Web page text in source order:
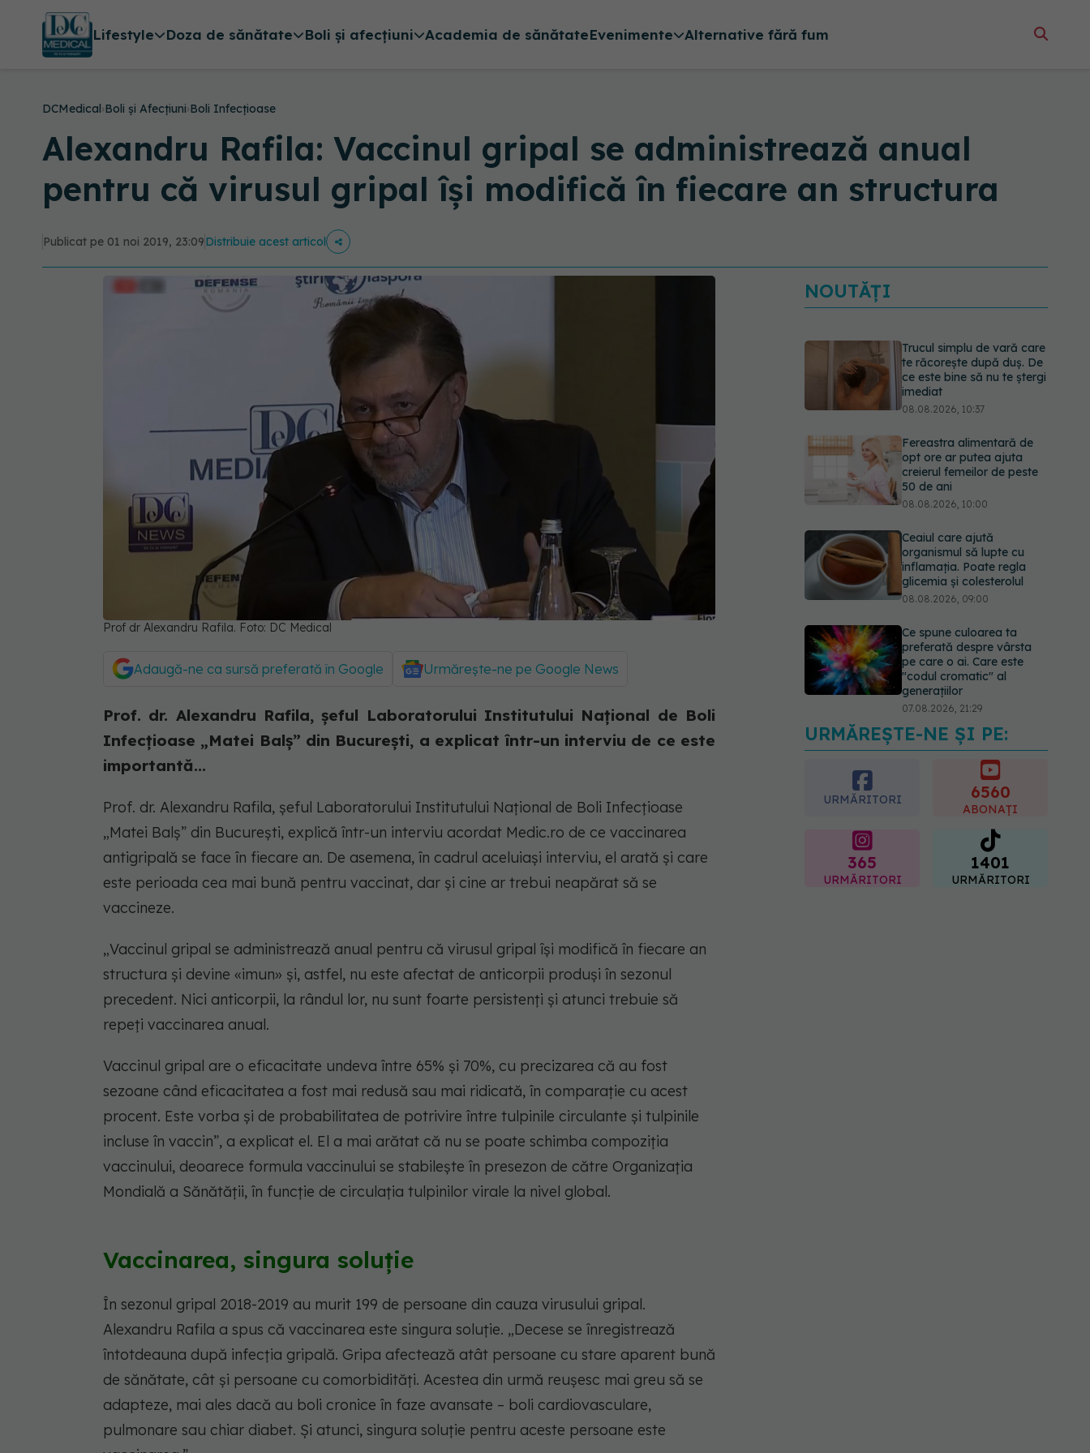
Lifestyle Doza de sănătate Boli și afecțiuni Academia de sănătateEvenimente Alternative fără fum
DCMedical›Boli și Afecțiuni›Boli Infecțioase
Alexandru Rafila: Vaccinul gripal se administrează anual
pentru că virusul gripal își modifică în fiecare an structura
Publicat pe 01 noi 2019, 23:09Distribuie acest articol
Prof dr Alexandru Rafila. Foto: DC Medical
Adaugă-ne ca sursă preferată în Google Urmărește-ne pe Google News
Prof. dr. Alexandru Rafila, şeful Laboratorului Institutului Naţional de Boli
Infecţioase „Matei Balş” din Bucureşti, a explicat într-un interviu de ce este
importantă...
Prof. dr. Alexandru Rafila, şeful Laboratorului Institutului Naţional de Boli Infecţioase
„Matei Balş” din Bucureşti, explică într-un interviu acordat Medic.ro de ce vaccinarea
antigripală se face în fiecare an. De asemena, în cadrul aceluiași interviu, el arată și care
este perioada cea mai bună pentru vaccinat, dar și cine ar trebui neapărat să se
vaccineze.
„Vaccinul gripal se administrează anual pentru că virusul gripal își modifică în fiecare an
structura și devine «imun» și, astfel, nu este afectat de anticorpii produși în sezonul
precedent. Nici anticorpii, la rândul lor, nu sunt foarte persistenți și atunci trebuie să
repeți vaccinarea anual.
Vaccinul gripal are o eficacitate undeva între 65% și 70%, cu precizarea că au fost
sezoane când eficacitatea a fost mai redusă sau mai ridicată, în comparație cu acest
procent. Este vorba și de probabilitatea de potrivire între tulpinile circulante și tulpinile
incluse în vaccin”, a explicat el. El a mai arătat că nu se poate schimba compoziția
vaccinului, deoarece formula vaccinului se stabilește în presezon de către Organizația
Mondială a Sănătății, în funcție de circulația tulpinilor virale la nivel global.
Vaccinarea, singura soluție
În sezonul gripal 2018-2019 au murit 199 de persoane din cauza virusului gripal.
Alexandru Rafila a spus că vaccinarea este singura soluție. „Decese se înregistrează
întotdeauna după infecția gripală. Gripa afectează atât persoane cu stare aparent bună
de sănătate, cât și persoane cu comorbidități. Acestea din urmă reușesc mai greu să se
adapteze, mai ales dacă au boli cronice în faze avansate – boli cardiovasculare,
pulmonare sau chiar diabet. Și atunci, singura soluție pentru aceste persoane este
NOUTĂȚI
Trucul simplu de vară care
te răcorește după duș. De
ce este bine să nu te ștergi
imediat
08.08.2026, 10:37
Fereastra alimentară de
opt ore ar putea ajuta
creierul femeilor de peste
50 de ani
08.08.2026, 10:00
Ceaiul care ajută
organismul să lupte cu
inflamația. Poate regla
glicemia și colesterolul
08.08.2026, 09:00
Ce spune culoarea ta
preferată despre vârsta
pe care o ai. Care este
"codul cromatic" al
generațiilor
07.08.2026, 21:29
Analiza de sânge AST
(SGOT): ce înseamnă
rezultatele și când sunt un
semnal de alarmă
08.08.2026, 11:00
URMĂREȘTE-NE ȘI PE:
URMĂRITORI 6560
ABONAȚI
365
URMĂRITORI
1401
URMĂRITORI